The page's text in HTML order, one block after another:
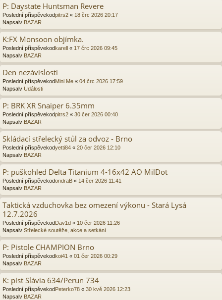
P: Daystate Huntsman Revere
Poslední příspěvekodpitrs2 « 18 črc 2026 20:17
Napsalv BAZAR
K:FX Monsoon objímka.
Poslední příspěvekodkarell « 17 črc 2026 09:45
Napsalv BAZAR
Den nezávislosti
Poslední příspěvekodMini Me « 04 črc 2026 17:59
Napsalv Události
P: BRK XR Snaiper 6.35mm
Poslední příspěvekodpitrs2 « 30 čer 2026 00:40
Napsalv BAZAR
Skládací střelecký stůl za odvoz - Brno
Poslední příspěvekodyetti84 « 20 čer 2026 12:10
Napsalv BAZAR
P: puškohled Delta Titanium 4-16x42 AO MilDot
Poslední příspěvekodondraB « 14 čer 2026 11:41
Napsalv BAZAR
Taktická vzduchovka bez omezení výkonu - Stará Lysá
12.7.2026
Poslední příspěvekodDav1d « 10 čer 2026 11:26
Napsalv Střelecké soutěže, akce a setkání
P: Pistole CHAMPION Brno
Poslední příspěvekodkoi41 « 01 čer 2026 00:29
Napsalv BAZAR
K: píst Slávia 634/Perun 734
Poslední příspěvekodPeterko78 « 30 kvě 2026 12:23
Napsalv BAZAR